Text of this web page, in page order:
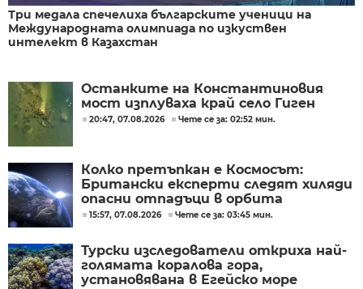
Три медала спечелиха българските ученици на
Международната олимпиада по изкуствен
интелект в Казахстан
Останките на Константиновия
мост изплуваха край село Гиген
20:47, 07.08.2026 Чете се за: 02:52 мин.
Колко претъпкан е Космосът:
Британски експерти следят хиляди
опасни отпадъци в орбита
15:57, 07.08.2026 Чете се за: 03:45 мин.
Турски изследователи откриха най-
голямата коралова гора,
установявана в Егейско море